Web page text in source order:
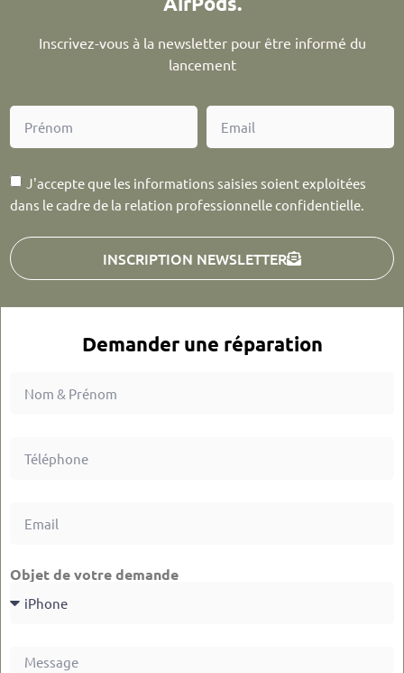
Demander une réparation
Objet de votre demande
Inscrivez-vous à la newsletter pour être informé du
lancement
J'accepte que les informations saisies soient exploitées
dans le cadre de la relation professionnelle confidentielle.
INSCRIPTION NEWSLETTER